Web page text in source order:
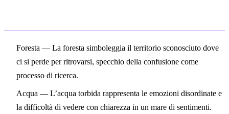
Foresta — La foresta simboleggia il territorio sconosciuto dove
ci si perde per ritrovarsi, specchio della confusione come
processo di ricerca.
Acqua — L’acqua torbida rappresenta le emozioni disordinate e
la difficoltà di vedere con chiarezza in un mare di sentimenti.